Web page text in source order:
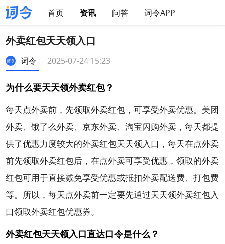
首页 资讯 问答 词令APP
外卖红包天天领入口
词令 2025-07-24 15:23
为什么要天天领外卖红包？
每天点外卖前，先领取外卖红包，可享受外卖优惠。美团
外卖、饿了么外卖、京东外卖、淘宝闪购外卖，每天都提
供了优惠力度较大的外卖红包天天领入口，每天在点外卖
前先领取外卖红包后，在点外卖可享受优惠，领取的外卖
红包可用于直接减免享受优惠或抵扣外卖配送费、打包费
等。所以，每天点外卖前一定要先通过天天领外卖红包入
口领取外卖红包优惠券。
外卖红包天天领入口直达口令是什么？